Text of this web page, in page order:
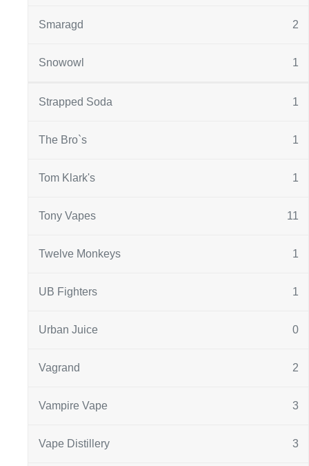
Smaragd 2
Snowowl 1
Strapped Soda 1
The Bro`s 1
Tom Klark's 1
Tony Vapes 11
Twelve Monkeys 1
UB Fighters 1
Urban Juice 0
Vagrand 2
Vampire Vape 3
Vape Distillery 3